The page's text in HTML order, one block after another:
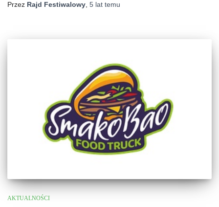
Przez Rajd Festiwalowy, 5 lat temu
AKTUALNOŚCI